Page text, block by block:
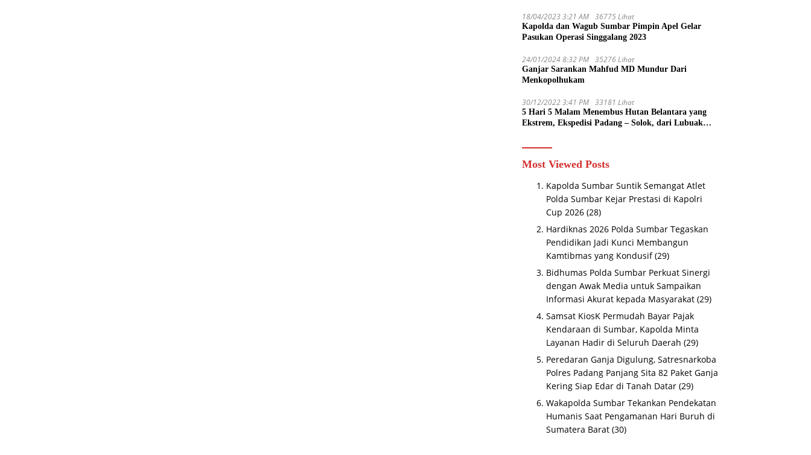
18/04/2023 3:21 AM 36775 Lihat
Kapolda dan Wagub Sumbar Pimpin Apel Gelar
Pasukan Operasi Singgalang 2023
24/01/2024 8:32 PM 35276 Lihat
Ganjar Sarankan Mahfud MD Mundur Dari
Menkopolhukam
30/12/2022 3:41 PM 33181 Lihat
5 Hari 5 Malam Menembus Hutan Belantara yang
Ekstrem, Ekspedisi Padang – Solok, dari Lubuak
Most Viewed Posts
Kapolda Sumbar Suntik Semangat Atlet
Polda Sumbar Kejar Prestasi di Kapolri
Cup 2026 (28)
Hardiknas 2026 Polda Sumbar Tegaskan
Pendidikan Jadi Kunci Membangun
Kamtibmas yang Kondusif (29)
Bidhumas Polda Sumbar Perkuat Sinergi
dengan Awak Media untuk Sampaikan
Informasi Akurat kepada Masyarakat (29)
Samsat KiosK Permudah Bayar Pajak
Kendaraan di Sumbar, Kapolda Minta
Layanan Hadir di Seluruh Daerah (29)
Peredaran Ganja Digulung, Satresnarkoba
Polres Padang Panjang Sita 82 Paket Ganja
Kering Siap Edar di Tanah Datar (29)
Wakapolda Sumbar Tekankan Pendekatan
Humanis Saat Pengamanan Hari Buruh di
Sumatera Barat (30)